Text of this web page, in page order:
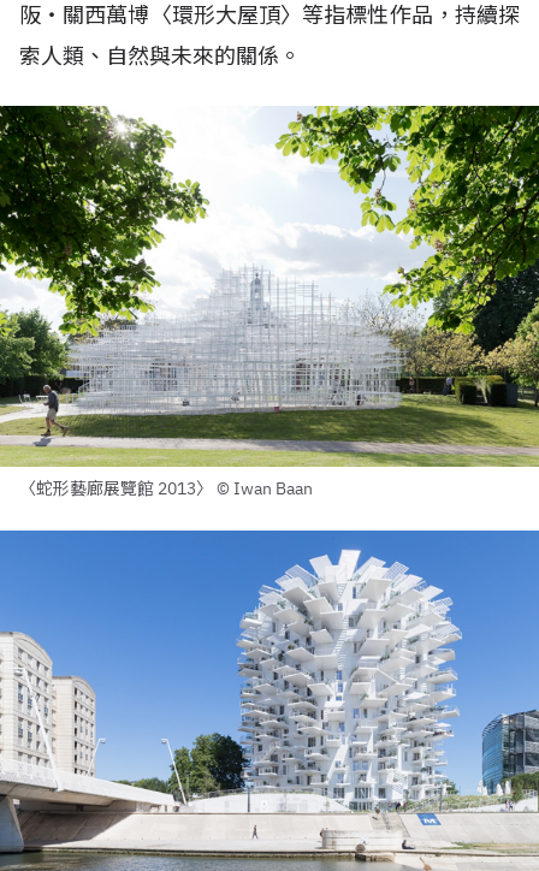
阪・關西萬博〈環形大屋頂〉等指標性作品，持續探
索人類、自然與未來的關係。
〈蛇形藝廊展覽館 2013〉 © Iwan Baan